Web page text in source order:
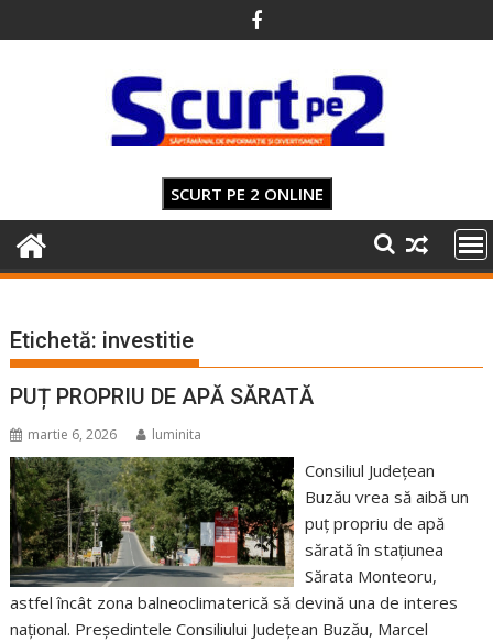
to
SCURT PE 2 ONLINE
Etichetă: investitie
PUȚ PROPRIU DE APĂ SĂRATĂ
martie 6, 2026 luminita
Consiliul Județean
Buzău vrea să aibă un
puț propriu de apă
sărată în stațiunea
Sărata Monteoru,
astfel încât zona balneoclimaterică să devină una de interes
național. Președintele Consiliului Județean Buzău, Marcel